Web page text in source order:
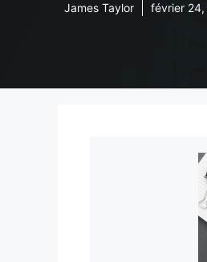
James Taylor février 24,